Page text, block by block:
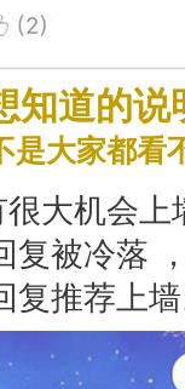
知道的说
是大家都看
大机会
复被冷落
复推荐上